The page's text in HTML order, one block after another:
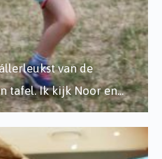
van de
tafel. Ik kijk Noor en...